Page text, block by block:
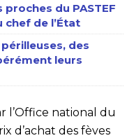
du PASTEF
de l’État
des
leurs
l’Office national du
d’achat des fèves